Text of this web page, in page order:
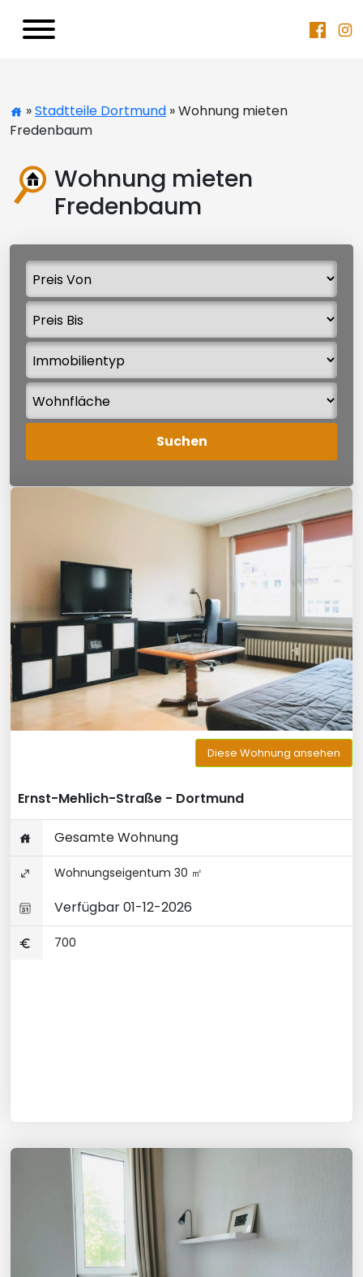
»Stadtteile Dortmund » Wohnung mieten
Fredenbaum
Wohnung mieten
Fredenbaum
Diese Wohnung ansehen
Ernst-Mehlich-Straße - Dortmund
Gesamte Wohnung
Wohnungseigentum 30 ㎡
Verfügbar 01-12-2026
700